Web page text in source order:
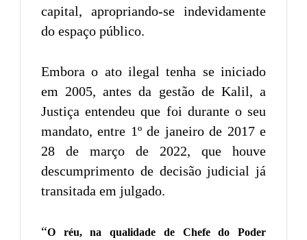
capital, apropriando-se indevidamente
do espaço público.
Embora o ato ilegal tenha se iniciado
em 2005, antes da gestão de Kalil, a
Justiça entendeu que foi durante o seu
mandato, entre 1º de janeiro de 2017 e
28 de março de 2022, que houve
descumprimento de decisão judicial já
transitada em julgado.
“O réu, na qualidade de Chefe do Poder